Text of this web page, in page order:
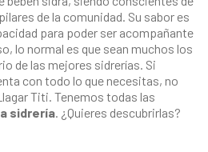
de la comunidad. Su sabor es
para poder ser acompañante
lo normal es que sean muchos los
de las mejores sidrerías. Si
con todo lo que necesitas, no
Titi. Tenemos todas las
sidrería. ¿Quieres descubrirlas?